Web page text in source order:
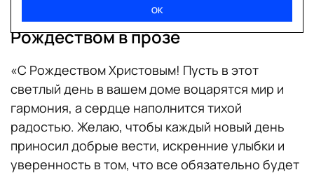
Красивые поздравления с
Рождеством в прозе
«С Рождеством Христовым! Пусть в этот
светлый день в вашем доме воцарятся мир и
гармония, а сердце наполнится тихой
радостью. Желаю, чтобы каждый новый день
приносил добрые вести, искренние улыбки и
уверенность в том, что все обязательно будет
ОК